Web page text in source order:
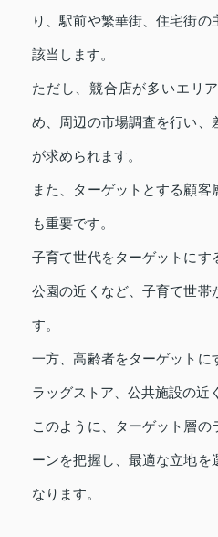
り、駅前や繁華街、住宅街の
該当します。
ただし、競合店が多いエリ
め、周辺の市場調査を行い、
が求められます。
また、ターゲットとする顧客
も重要です。
子育て世代をターゲットにす
公園の近くなど、子育て世帯
す。
一方、高齢者をターゲットに
ラッグストア、公共施設の近
このように、ターゲット層の
ーンを把握し、最適な立地を
なります。